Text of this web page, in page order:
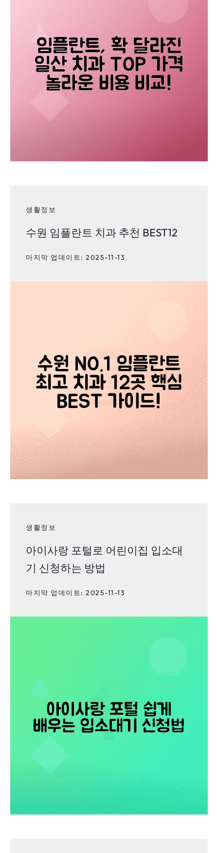
생활정보
수원 임플란트 치과 추천 BEST12
마지막 업데이트: 2025-11-13
생활정보
아이사랑 포털로 어린이집 입소대
기 신청하는 방법
마지막 업데이트: 2025-11-13